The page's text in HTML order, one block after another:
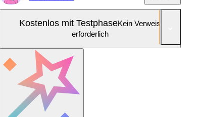
Kostenlos mit TestphaseKein Verweis
erforderlich